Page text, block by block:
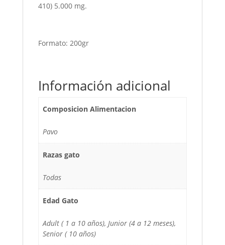
410) 5.000 mg.
Formato: 200gr
Información adicional
Composicion Alimentacion
Pavo
Razas gato
Todas
Edad Gato
Adult ( 1 a 10 años), Junior (4 a 12 meses),
Senior ( 10 años)